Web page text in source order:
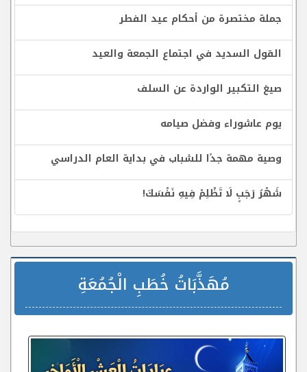
جملة مختصرة من أحكام عيد الفطر
القول السديد في اجتماع الجمعة والعيد
صيغ التكبير الواردة عن السلف
يوم عاشوراء وفضل صيامه
وصية مهمة جدًا للشباب في بداية العام الدراسي
شَهْرُ رَجَبٍ لَا تَظْلِمْ فِيهِ نَفْسَكَ!
مُهَذَّبَاتُ خُطَبِ الْجُمُعَةِ